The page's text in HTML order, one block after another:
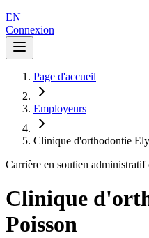
EN
Connexion
Page d'accueil
Employeurs
Clinique d'orthodontie
Carrière en soutien administratif
Clinique
Poisson